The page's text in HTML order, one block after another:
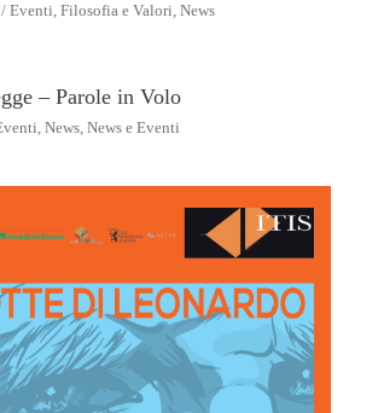
/ Eventi, Filosofia e Valori, News
– Parole in Volo
News, News e Eventi